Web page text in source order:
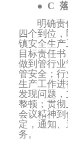
● C
明确
四个到位
镇安全生
目标责任
做到管行
管安全；
生产工作进
发现问题
整顿；贯
会议精神
定，通知
务。